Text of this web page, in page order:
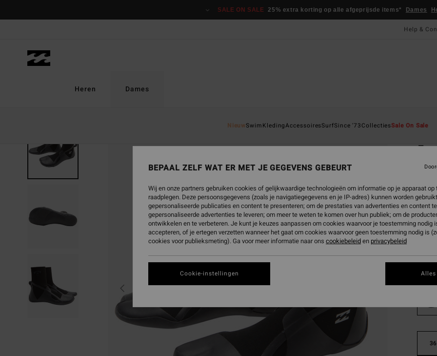
SALE ON SALE 25% extra korting op alle afgeprijsde items* Dames
Help &
Heren Dames
NieuwSwimKledingAccessoiresSurfSince '73CollectiesSale On Sale
ECO-
€
Betaal
Kleur
36
BEPAAL ZELF WAT ER MET JE GEGEVENS GEBEURT
Wij en onze partners gebruiken cookies of gelijkwaardige technologieën om informatie op je apparaat
raadplegen. Deze persoonsgegevens (zoals je navigatiegegevens en je IP-adres) kunnen worden
gepersonaliseerde publicaties en content te presenteren; om de prestaties van advertenties en content
gepersonaliseerde advertenties te leveren; om meer te weten te komen over hun publiek; om de
ontwikkelen en te verbeteren. Je kunt je keuzes aanpassen om cookies waarvoor je toestemming nodig
accepteren, of je ertegen verzetten wanneer het gaat om cookies waarvoor geen toestemming nodig is
cookies voor publieksmeting). Ga voor meer informatie naar ons cookiebeleiden privacybeleid
Cookie-instellingen